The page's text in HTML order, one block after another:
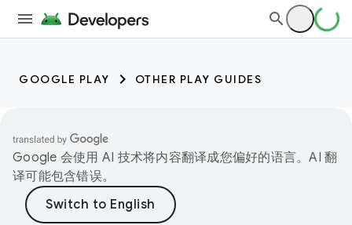
GOOGLE PLAY OTHER PLAY GUIDES
Google 会使用 AI 技术将内容翻译成您偏好的语言。AI 翻
译可能包含错误。